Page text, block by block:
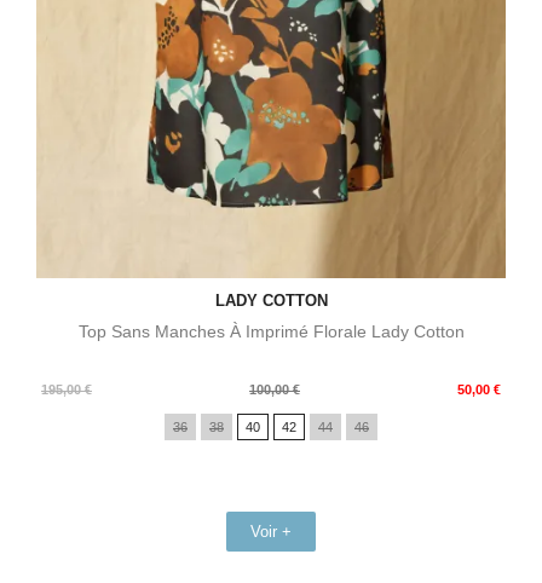
LADY COTTON
Top Sans Manches À Imprimé Florale Lady Cotton
195,00 €
Prix
100,00 € 50,00 €
Prix
36 38 40 42 44 46
Voir +